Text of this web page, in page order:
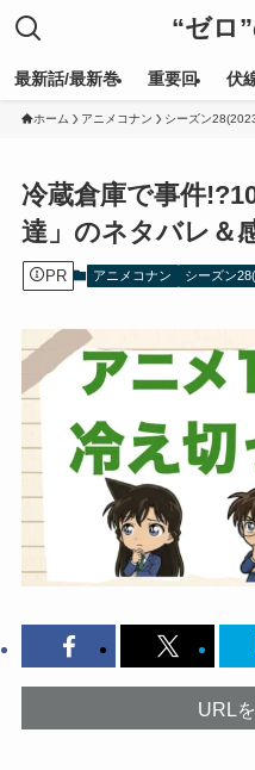
“ゼロ
最新話/最新巻 重要回 伏
ホーム アニメコナン シーズン
冷蔵倉庫で事件
達」のネタバレ＆
PR アニメコナン シーズン
URL